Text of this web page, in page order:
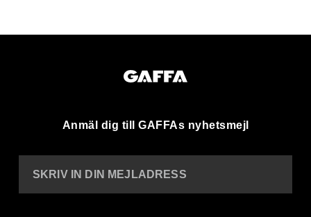
Anmäl dig till GAFFAs nyhetsmejl
SKRIV IN DIN MEJLADRESS